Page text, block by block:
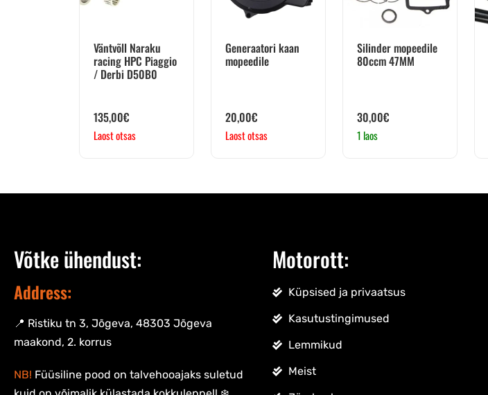
Väntvõll Naraku
racing HPC Piaggio
/ Derbi D50B0
135,00€
Laost otsas
Generaatori kaan
mopeedile
20,00€
Laost otsas
Silinder mopeedile
80ccm 47MM
30,00€
1 laos
Võtke ühendust:
Address:
📍 Ristiku tn 3, Jõgeva, 48303 Jõgeva
maakond, 2. korrus
NB! Füüsiline pood on talvehooajaks suletud
Motorott:
Küpsised ja privaatsus
Kasutustingimused
Lemmikud
Meist